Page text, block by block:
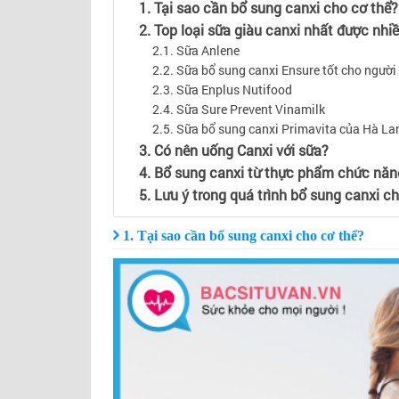
1. Tại sao cần bổ sung canxi cho cơ thể?
2. Top loại sữa giàu canxi nhất được
2.1. Sữa Anlene
2.2. Sữa bổ sung canxi Ensure tốt cho
2.3. Sữa Enplus Nutifood
2.4. Sữa Sure Prevent Vinamilk
2.5. Sữa bổ sung canxi Primavita của Hà
3. Có nên uống Canxi với sữa?
4. Bổ sung canxi từ thực phẩm chức
5. Lưu ý trong quá trình bổ sung canxi
1. Tại sao cần bổ sung canxi cho cơ thể?
NGUYÊN GĐ TT DINH DƯỠNG VIỆN
DDQG